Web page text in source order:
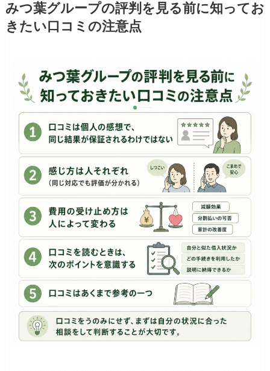
みつ葉グループの評判を見る前に知ってお
きたい口コミの注意点